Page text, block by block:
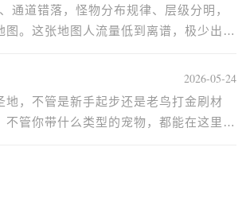
通道错落，怪物分布规律、层级分明，
。这张地图人流量低到离谱，极少出现
，不管是新手起步还是老鸟打金刷材
管你带什么类型的宠物，都能在这里打
2026-05-24